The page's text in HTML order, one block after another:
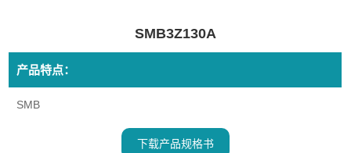
SMB3Z130A
产品特点：
SMB
下载产品规格书